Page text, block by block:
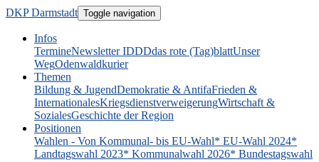
DKP Darmstadt Toggle navigation
Infos
TermineNewsletter IDDDdas rote (Tag)blattUnser
WegOdenwaldkurier
Themen
Bildung & JugendDemokratie & AntifaFrieden &
InternationalesKriegsdienstverweigerungWirtschaft &
SozialesGeschichte der Region
Positionen
Wahlen - Von Kommunal- bis EU-Wahl* EU-Wahl 2024*
Landtagswahl 2023* Kommunalwahl 2026* Bundestagswahl